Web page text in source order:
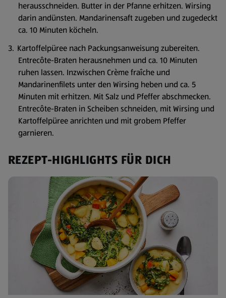
herausschneiden. Butter in der Pfanne erhitzen. Wirsing
darin andünsten. Mandarinensaft zugeben und zugedeckt
ca. 10 Minuten köcheln.
Kartoffelpüree nach Packungsanweisung zubereiten.
Entrecôte-Braten herausnehmen und ca. 10 Minuten
ruhen lassen. Inzwischen Crème fraîche und
Mandarinenfilets unter den Wirsing heben und ca. 5
Minuten mit erhitzen. Mit Salz und Pfeffer abschmecken.
Entrecôte-Braten in Scheiben schneiden, mit Wirsing und
Kartoffelpüree anrichten und mit grobem Pfeffer
garnieren.
REZEPT-HIGHLIGHTS FÜR DICH